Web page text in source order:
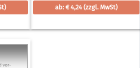
ab: € 4,24 (zzgl. MwSt)